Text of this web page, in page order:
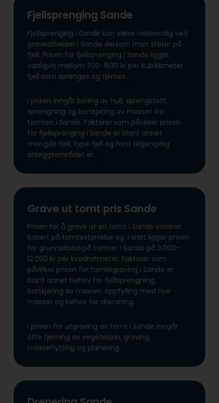
Fjellsprenging Sande
Fjellsprenging i Sande kan være nødvendig ved
gravearbeider i Sande dersom man støter på
fjell. Prisen for fjellsprenging i Sande ligger
vanligvis mellom 700-1500 kr per kubikkmeter
fjell som sprenges og fjernes.
I prisen inngår boring av hull, sprengstoff,
sprengning og bortkjøring av masser fra
tomten i Sande. Faktorer som påvirker prisen
for fjellsprenging i Sande er blant annet
mengde fjell, type fjell og hvor tilgjengelig
anleggsområdet er.
Grave ut tomt pris Sande
Prisen for å grave ut en tomt i Sande varierer
basert på tomtestørrelse og. I snitt ligger prisen
for grunnarbeid på tomter i Sande på 3.000-
12.000 kr per kvadratmeter. Faktorer som
påvirker prisen for tomtegraving i Sande er
blant annet behov for fjellsprengning,
bortkjøring av masser, oppfylling med nye
masser og behov for drenering.
I prisen for utgraving av tomt i Sande inngår
ofte fjerning av vegetasjon, graving,
masseflytting og planering.